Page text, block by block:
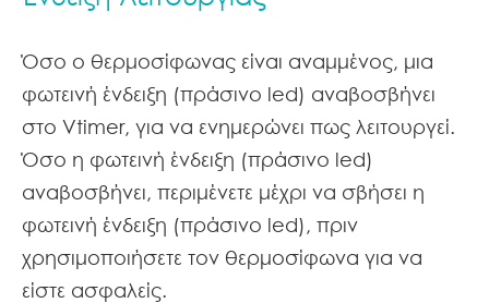
Όσο ο θερμοσίφωνας είναι αναμμένος, μια
φωτεινή ένδειξη (πράσινο led) αναβοσβήνει
στο Vtimer, για να ενημερώνει πως λειτουργεί.
Όσο η φωτεινή ένδειξη (πράσινο led)
αναβοσβήνει, περιμένετε μέχρι να σβήσει η
φωτεινή ένδειξη (πράσινο led), πριν
χρησιμοποιήσετε τον θερμοσίφωνα για να
είστε ασφαλείς.